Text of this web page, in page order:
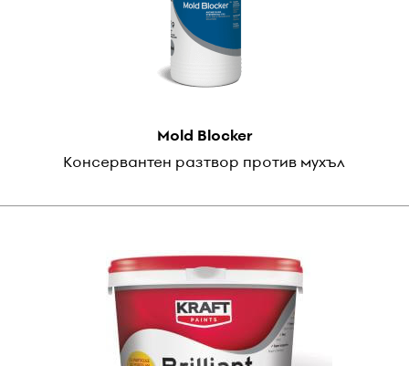
Mold Blocker
Консервантен разтвор против мухъл